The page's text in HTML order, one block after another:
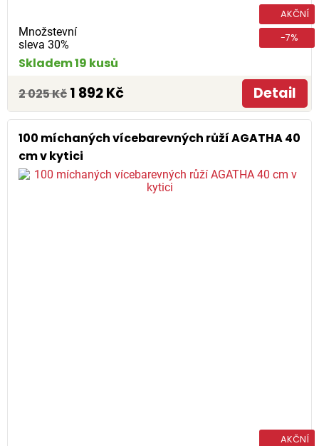
Množstevní
sleva 30%
AKČNÍ
-7%
Skladem 19 kusů
2 025 Kč 1 892 Kč Detail
100 míchaných vícebarevných růží AGATHA 40
cm v kytici
AKČNÍ